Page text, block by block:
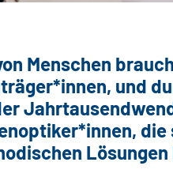
Menschen
und
Lösungen